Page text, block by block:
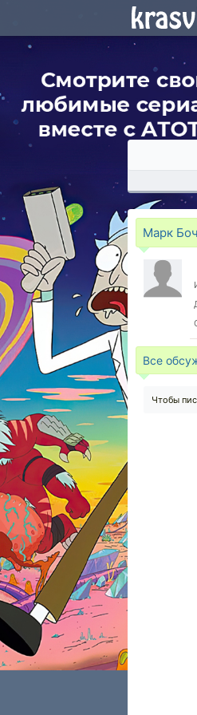
Марк
Все
Чтобы